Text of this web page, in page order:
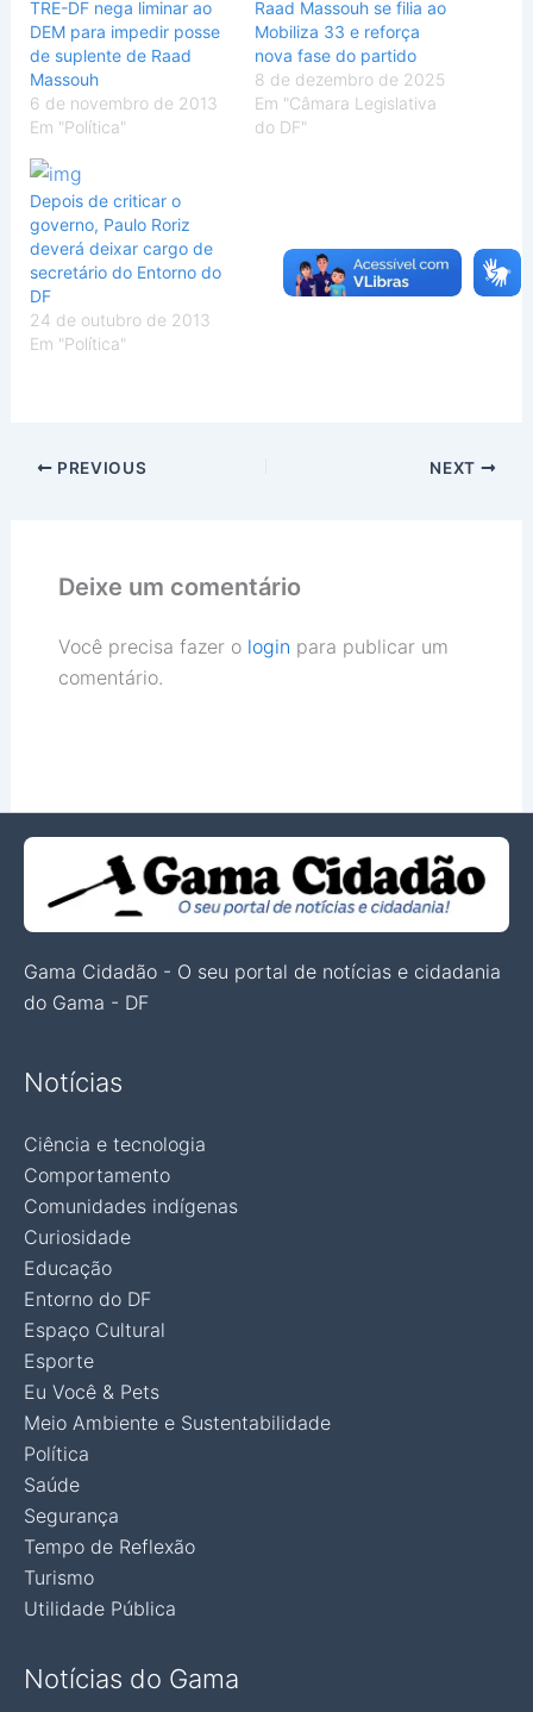
TRE-DF nega liminar ao
DEM para impedir posse
de suplente de Raad
Massouh
6 de novembro de 2013
Em "Política"
Raad Massouh se filia ao
Mobiliza 33 e reforça
nova fase do partido
8 de dezembro de 2025
Em "Câmara Legislativa
do DF"
Depois de criticar o
governo, Paulo Roriz
deverá deixar cargo de
secretário do Entorno do
DF
24 de outubro de 2013
Em "Política"
PREVIOUS NEXT
Deixe um comentário
Você precisa fazer o login para publicar um
comentário.
Gama Cidadão - O seu portal de notícias e cidadania
do Gama - DF
Notícias
Ciência e tecnologia
Comportamento
Comunidades indígenas
Curiosidade
Educação
Entorno do DF
Espaço Cultural
Esporte
Eu Você & Pets
Meio Ambiente e Sustentabilidade
Política
Saúde
Segurança
Tempo de Reflexão
Turismo
Utilidade Pública
Notícias do Gama